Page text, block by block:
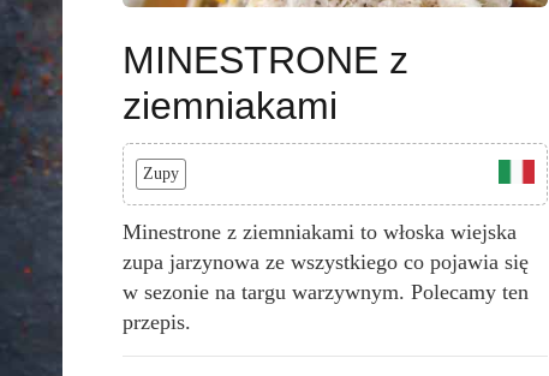
MINESTRONE z
ziemniakami
Zupy
Minestrone z ziemniakami to włoska wiejska
zupa jarzynowa ze wszystkiego co pojawia się
w sezonie na targu warzywnym. Polecamy ten
przepis.